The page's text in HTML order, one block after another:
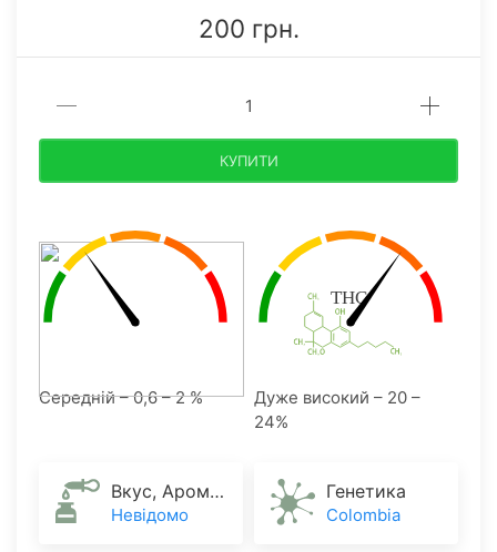
200 грн.
КУПИТИ
Середній – 0,6 – 2 %
Дуже високий – 20 –
24%
Вкус, Аромат
Невідомо
Генетика
Colombia